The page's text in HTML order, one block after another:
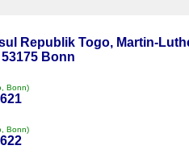
Republik Togo, Martin-
Bonn
Bonn)
Bonn)